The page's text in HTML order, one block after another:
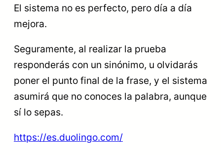
El sistema no es perfecto, pero día a día
mejora.
Seguramente, al realizar la prueba
responderás con un sinónimo, u olvidarás
poner el punto final de la frase, y el sistema
asumirá que no conoces la palabra, aunque
sí lo sepas.
https://es.duolingo.com/